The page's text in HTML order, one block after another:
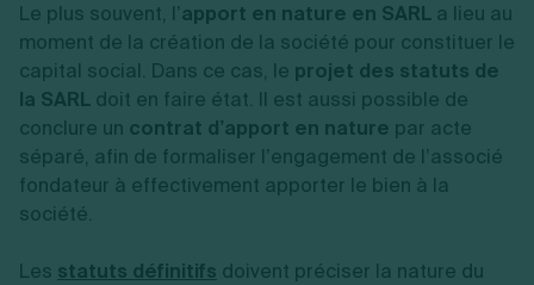
Le plus souvent, l’apport en nature en SARL a lieu au
moment de la création de la société pour constituer le
capital social. Dans ce cas, le projet des statuts de
la SARL doit en faire état. Il est aussi possible de
conclure un contrat d’apport en nature par acte
séparé, afin de formaliser l’engagement de l’associé
fondateur à effectivement apporter le bien à la
société.
Les statuts définitifs doivent préciser la nature du